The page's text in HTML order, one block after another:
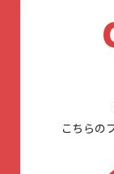
こちらの